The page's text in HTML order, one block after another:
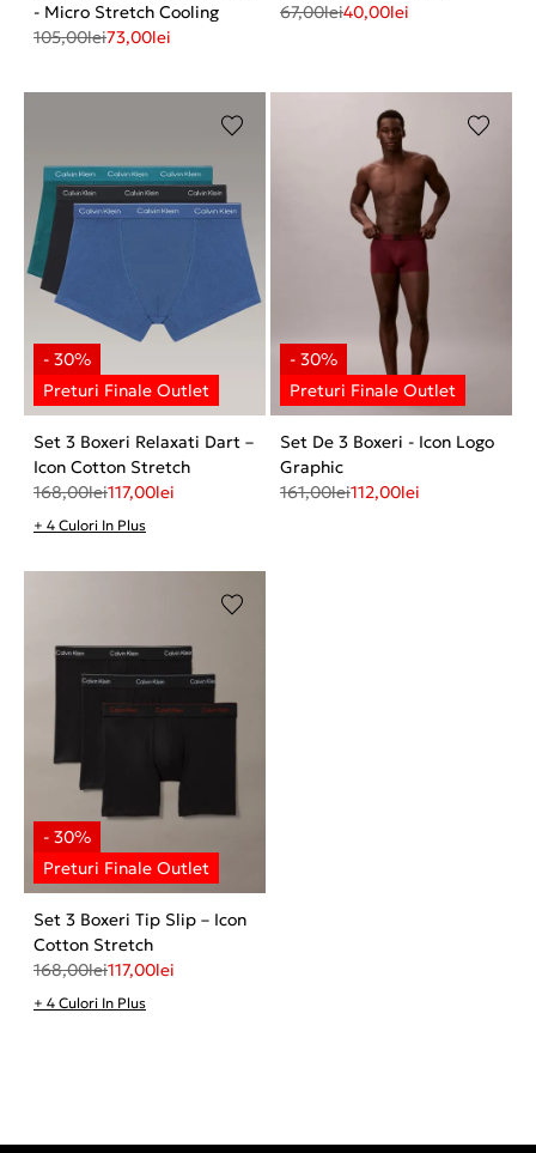
- Micro Stretch Cooling
105,00lei73,00lei
67,00lei40,00lei
Set 3 Boxeri Relaxati Dart –
Icon Cotton Stretch
168,00lei117,00lei
+ 4 Culori In Plus
Set De 3 Boxeri - Icon Logo
Graphic
161,00lei112,00lei
Set 3 Boxeri Tip Slip – Icon
Cotton Stretch
168,00lei117,00lei
+ 4 Culori In Plus